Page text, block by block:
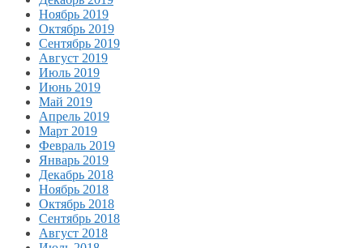
Ноябрь 2019
Октябрь 2019
Сентябрь 2019
Август 2019
Июль 2019
Июнь 2019
Май 2019
Апрель 2019
Март 2019
Февраль 2019
Январь 2019
Декабрь 2018
Ноябрь 2018
Октябрь 2018
Сентябрь 2018
Август 2018